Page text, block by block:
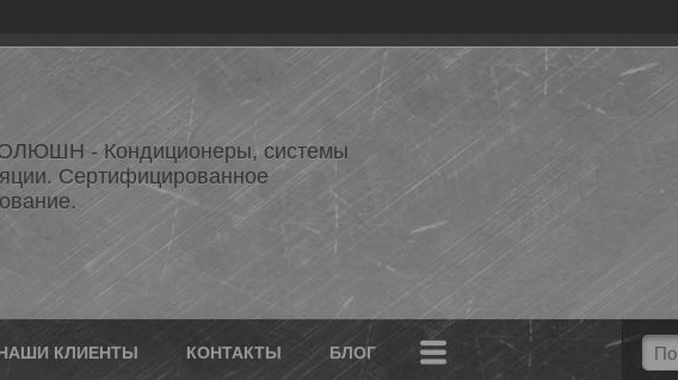
- Кондиционеры, системы
Сертифицированное
КЛИЕНТЫ КОНТАКТЫ БЛОГ